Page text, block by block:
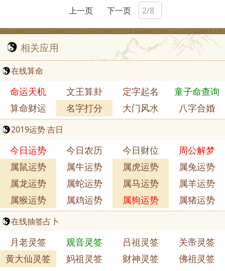
上一页 下一页
相关应用
在线算命
命运天机 文王算卦 定字起名
童子命查询
算命财运
名字打分 大门风水 八字合婚
2019运势 吉日
今日运势 今日农历 今日财位
周公解梦
属鼠运势
属牛运势 属虎运势
属兔运势
属龙运势
属蛇运势 属马运势
属羊运势
属猴运势
属鸡运势 属狗运势 属猪运势
在线抽签占卜
月老灵签 观音灵签 吕祖灵签
关帝灵签
黄大仙灵签
妈祖灵签 财神灵签
佛祖灵签